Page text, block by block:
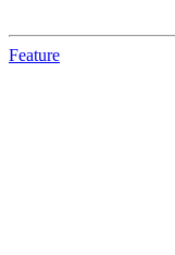
Feature